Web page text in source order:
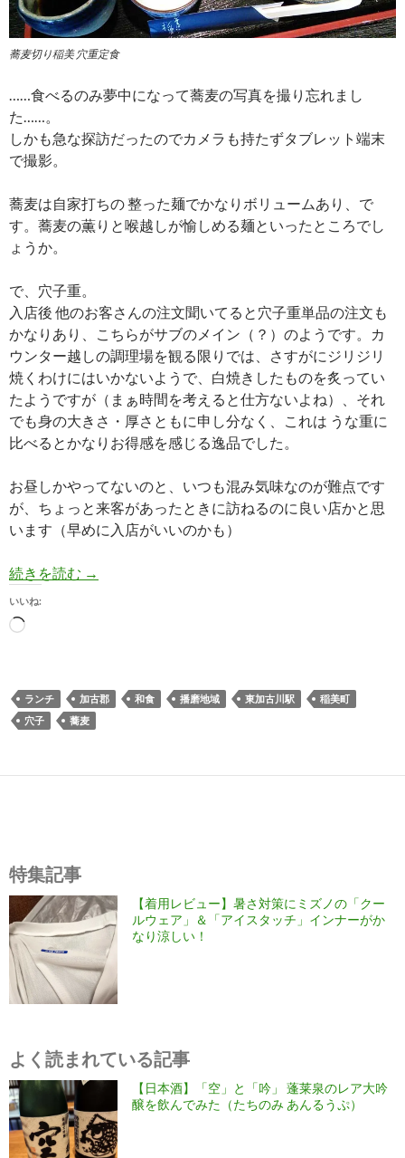
蕎麦切り稲美 穴重定食
……食べるのみ夢中になって蕎麦の写真を撮り忘れまし
た……。
しかも急な探訪だったのでカメラも持たずタブレット端末
で撮影。
蕎麦は自家打ちの 整った麺でかなりボリュームあり、で
す。蕎麦の薫りと喉越しが愉しめる麺といったところでし
ょうか。
で、穴子重。
入店後 他のお客さんの注文聞いてると穴子重単品の注文も
かなりあり、こちらがサブのメイン（？）のようです。カ
ウンター越しの調理場を観る限りでは、さすがにジリジリ
焼くわけにはいかないようで、白焼きしたものを炙ってい
たようですが（まぁ時間を考えると仕方ないよね）、それ
でも身の大きさ・厚さともに申し分なく、これは うな重に
比べるとかなりお得感を感じる逸品でした。
お昼しかやってないのと、いつも混み気味なのが難点です
が、ちょっと来客があったときに訪ねるのに良い店かと思
います（早めに入店がいいのかも）
続きを読む 【蕎麦】そば切り 稲美 穴子重のセットがおすす
→
いいね:
読
み
中…
ランチ 加古郡 和食 播磨地域 東加古川駅
稲美町
穴子
蕎麦
特集記事
【着用レビュー】暑さ対策にミズノの「クー
ルウェア」＆「アイスタッチ」インナーがか
なり涼しい！
よく読まれている記事
【日本酒】「空」と「吟」 蓬莱泉のレア大吟
醸を飲んでみた（たちのみ あんるうぷ）